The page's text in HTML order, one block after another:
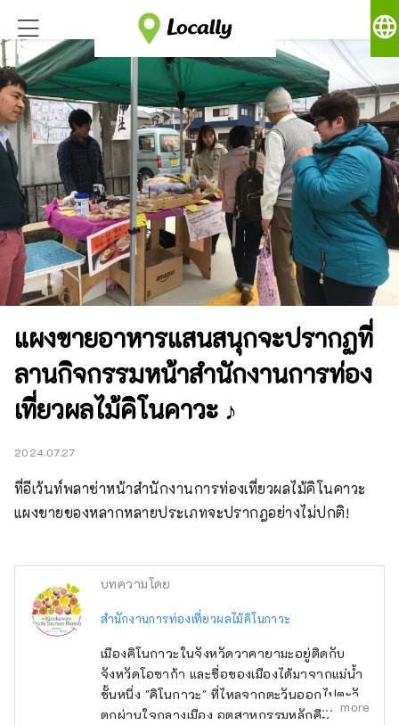
language
แผงขายอาหารแสนสนุกจะปรากฏที่
ลานกิจกรรมหน้าสำนักงานการท่อง
เที่ยวผลไม้คิโนคาวะ ♪
2024.07.27
ที่อีเว้นท์พลาซ่าหน้าสำนักงานการท่องเที่ยวผลไม้คิโนคาวะ
แผงขายของหลากหลายประเภทจะปรากฎอย่างไม่ปกติ!
บทความโดย
สำนักงานการท่องเที่ยวผลไม้คิโนกาวะ
เมืองคิโนกาวะในจังหวัดวาคายามะอยู่ติดกับ
จังหวัดโอซาก้า และชื่อของเมืองได้มาจากแม่น้ำ
ชั้นหนึ่ง "คิโนกาวะ" ที่ไหลจากตะวันออกไปตะวัน
ตกผ่านใจกลางเมือง อุตสาหกรรมหลักคือ
more